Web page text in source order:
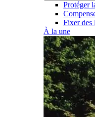
Protéger
Fixer des
À la une